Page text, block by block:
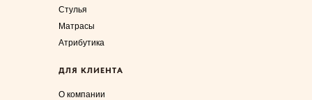
Стулья
Матрасы
Атрибутика
ДЛЯ КЛИЕНТА
О компании